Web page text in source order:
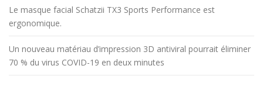
Le masque facial Schatzii TX3 Sports Performance est
ergonomique.
Un nouveau matériau d’impression 3D antiviral pourrait éliminer
70 % du virus COVID-19 en deux minutes